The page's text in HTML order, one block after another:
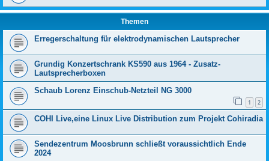
Themen
Erregerschaltung für elektrodynamischen Lautsprecher
Grundig Konzertschrank KS590 aus 1964 - Zusatz-
Lautsprecherboxen
Schaub Lorenz Einschub-Netzteil NG 3000
1 2
COHI Live,eine Linux Live Distribution zum Projekt Cohiradia
Sendezentrum Moosbrunn schließt voraussichtlich Ende
2024